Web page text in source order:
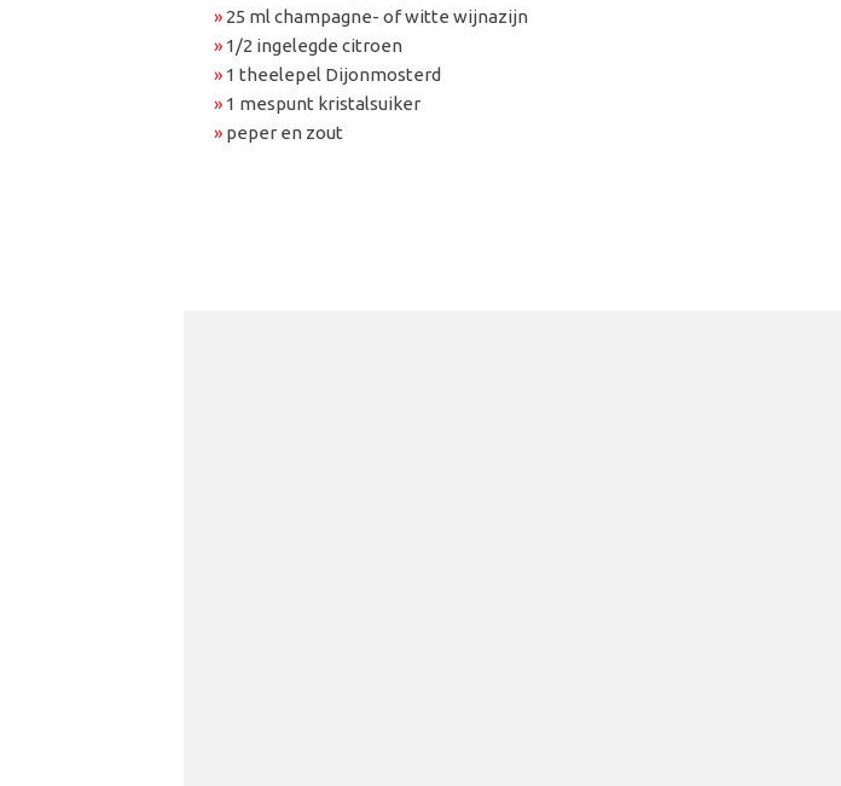
» 25 ml champagne- of witte wijnazijn
» 1/2 ingelegde citroen
» 1 theelepel Dijonmosterd
» 1 mespunt kristalsuiker
» peper en zout